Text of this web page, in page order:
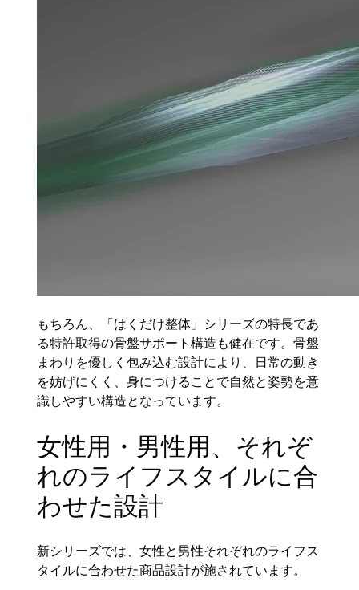
もちろん、「はくだけ整体」シリーズの特長であ
る特許取得の骨盤サポート構造も健在です。骨盤
まわりを優しく包み込む設計により、日常の動き
を妨げにくく、身につけることで自然と姿勢を意
識しやすい構造となっています。
女性用・男性用、それぞ
れのライフスタイルに合
わせた設計
新シリーズでは、女性と男性それぞれのライフス
タイルに合わせた商品設計が施されています。